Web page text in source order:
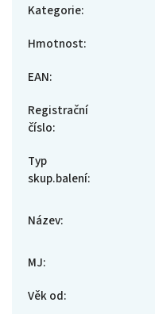
Kategorie:
Hmotnost:
EAN:
Registrační
číslo:
Typ
skup.balení:
Název:
MJ:
Věk od: